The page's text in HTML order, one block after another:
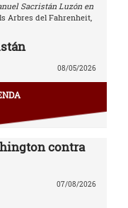
Sacristán Luzón en
Arbres del Fahrenheit,
08/05/2026
contra
07/08/2026